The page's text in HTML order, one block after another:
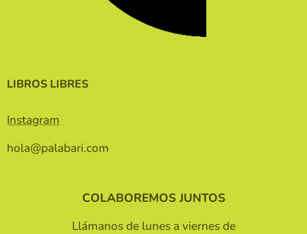
LIBROS LIBRES
Instagram
hola@palabari.com
COLABOREMOS JUNTOS
Llámanos de lunes a viernes de